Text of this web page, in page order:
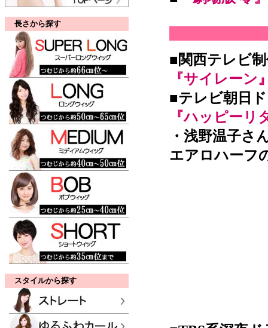
長さから探す
スタイルから探す
■関西テレビ
『サイレーン
■テレビ朝日
『ハッピーリ
・浅野温子さ
エアロハーフ